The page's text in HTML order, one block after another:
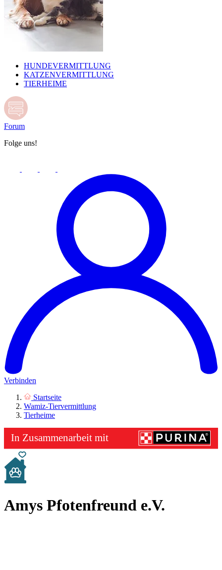
HUNDEVERMITTLUNG
KATZENVERMITTLUNG
TIERHEIME
Forum
Folge uns!
Verbinden
Startseite
Wamiz-Tiervermittlung
Tierheime
Amys Pfotenfreund e.V.